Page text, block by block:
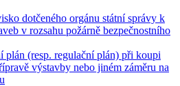
dotčeného orgánu státní správy k
v rozsahu požárně bezpečnostního
plán (resp. regulační plán) při koupi
výstavby nebo jiném záměru na